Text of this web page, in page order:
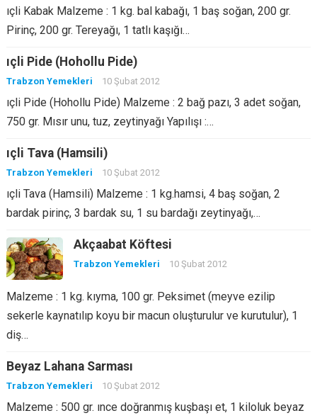
ıçli Kabak Malzeme : 1 kg. bal kabağı, 1 baş soğan, 200 gr.
Pirinç, 200 gr. Tereyağı, 1 tatlı kaşığı…
ıçli Pide (Hohollu Pide)
Trabzon Yemekleri 10 Şubat 2012
ıçli Pide (Hohollu Pide) Malzeme : 2 bağ pazı, 3 adet soğan,
750 gr. Mısır unu, tuz, zeytinyağı Yapılışı :…
ıçli Tava (Hamsili)
Trabzon Yemekleri 10 Şubat 2012
ıçli Tava (Hamsili) Malzeme : 1 kg.hamsi, 4 baş soğan, 2
bardak pirinç, 3 bardak su, 1 su bardağı zeytinyağı,…
Akçaabat Köftesi
Trabzon Yemekleri 10 Şubat 2012
Malzeme : 1 kg. kıyma, 100 gr. Peksimet (meyve ezilip
sekerle kaynatılıp koyu bir macun oluşturulur ve kurutulur), 1
diş…
Beyaz Lahana Sarması
Trabzon Yemekleri 10 Şubat 2012
Malzeme : 500 gr. ınce doğranmış kuşbaşı et, 1 kiloluk beyaz